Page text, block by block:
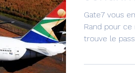
Gate7 vous
Rand pour
trouve le